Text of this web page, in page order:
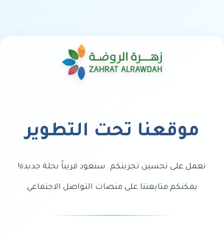
موقعنا تحت التطوير
نعمل على تحسين تجربتكم. سنعود قريباً بحلة جديدة!
يمكنكم متابعتنا على منصات التواصل الاجتماعي